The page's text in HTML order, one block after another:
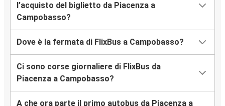
l’acquisto del biglietto da Piacenza a
Campobasso?
Dove è la fermata di FlixBus a Campobasso?
Ci sono corse giornaliere di FlixBus da
Piacenza a Campobasso?
A che ora parte il primo autobus da Piacenza a